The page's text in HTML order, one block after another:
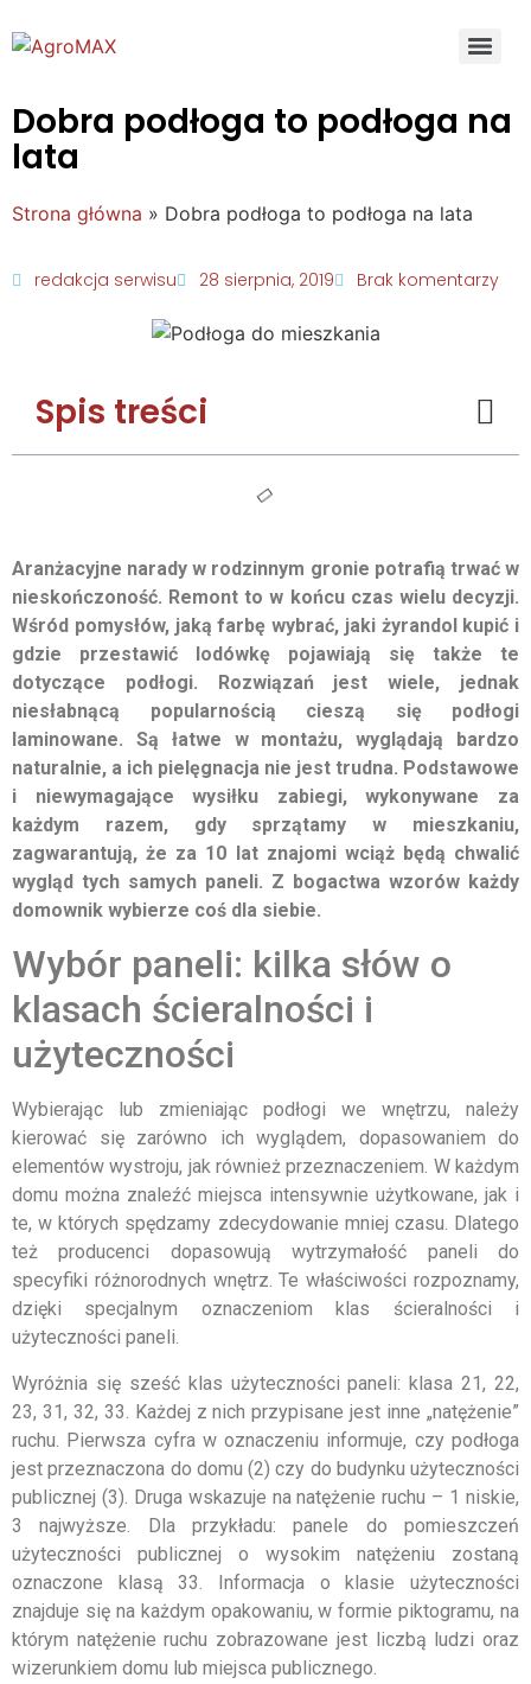
Dobra podłoga to podłoga na
lata
Strona główna » Dobra podłoga to podłoga na lata
redakcja serwisu 28 sierpnia, 2019 Brak komentarzy
Spis treści
Aranżacyjne narady w rodzinnym gronie potrafią trwać w
nieskończoność. Remont to w końcu czas wielu decyzji.
Wśród pomysłów, jaką farbę wybrać, jaki żyrandol kupić i
gdzie przestawić lodówkę pojawiają się także te
dotyczące podłogi. Rozwiązań jest wiele, jednak
niesłabnącą popularnością cieszą się podłogi
laminowane. Są łatwe w montażu, wyglądają bardzo
naturalnie, a ich pielęgnacja nie jest trudna. Podstawowe
i niewymagające wysiłku zabiegi, wykonywane za
każdym razem, gdy sprzątamy w mieszkaniu,
zagwarantują, że za 10 lat znajomi wciąż będą chwalić
wygląd tych samych paneli. Z bogactwa wzorów każdy
domownik wybierze coś dla siebie.
Wybór paneli: kilka słów o
klasach ścieralności i
użyteczności
Wybierając lub zmieniając podłogi we wnętrzu, należy
kierować się zarówno ich wyglądem, dopasowaniem do
elementów wystroju, jak również przeznaczeniem. W każdym
domu można znaleźć miejsca intensywnie użytkowane, jak i
te, w których spędzamy zdecydowanie mniej czasu. Dlatego
też producenci dopasowują wytrzymałość paneli do
specyfiki różnorodnych wnętrz. Te właściwości rozpoznamy,
dzięki specjalnym oznaczeniom klas ścieralności i
użyteczności paneli.
Wyróżnia się sześć klas użyteczności paneli: klasa 21, 22,
23, 31, 32, 33. Każdej z nich przypisane jest inne „natężenie”
ruchu. Pierwsza cyfra w oznaczeniu informuje, czy podłoga
jest przeznaczona do domu (2) czy do budynku użyteczności
pu­blicznej (3). Druga wskazuje na natężenie ru­chu – 1 niskie,
3 najwyższe. Dla przykładu: panele do pomieszczeń
użyteczności publicznej o wysokim natężeniu zostaną
oznaczone klasą 33. Informacja o klasie użyteczności
znajduje się na każdym opakowaniu, w formie piktogramu, na
którym natężenie ruchu zobrazowane jest liczbą ludzi oraz
wizerunkiem domu lub miejsca publicznego.